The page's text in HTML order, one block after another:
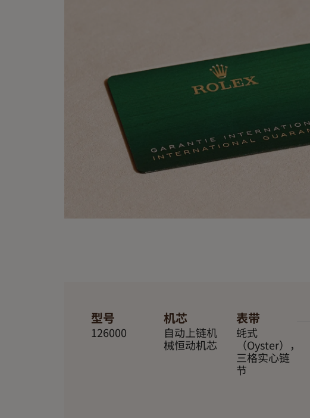
型号
126000
机芯
自动上链机
械恒动机芯
表带
蚝式
（Oyster），
三格实心链
节